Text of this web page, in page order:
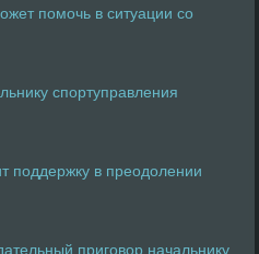
помочь в ситуации со
спортуправления
поддержку в преодолении